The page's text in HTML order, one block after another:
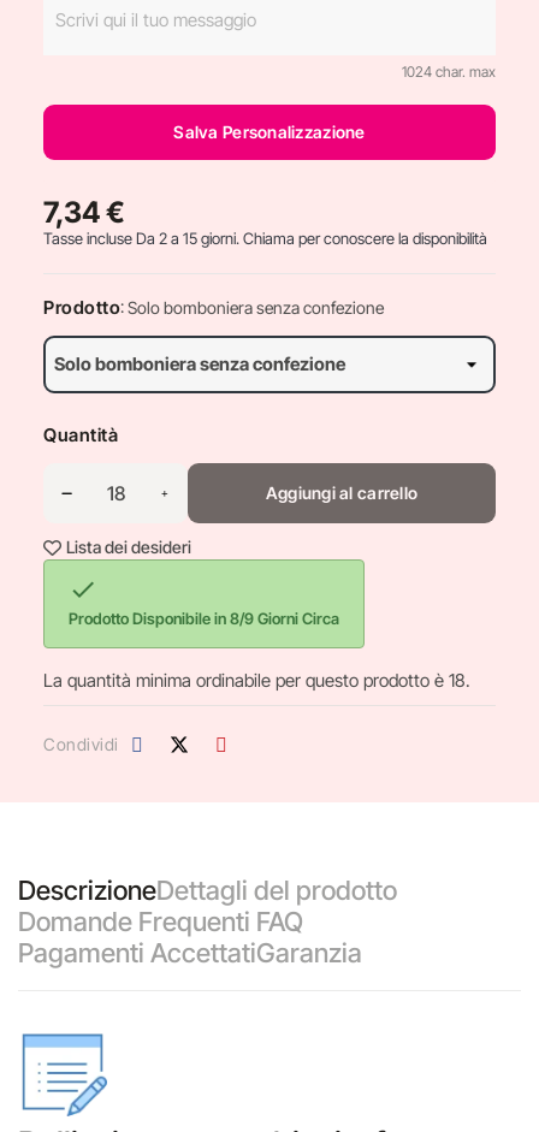
1024 char. max
Salva Personalizzazione
7,34 €
Tasse incluseDa 2 a 15 giorni. Chiama per conoscere la disponibilità
Prodotto: Solo bomboniera senza confezione
Quantità
Aggiungi al carrello
Lista dei desideri

Prodotto Disponibile in 8/9 Giorni Circa
La quantità minima ordinabile per questo prodotto è 18.
Condividi
DescrizioneDettagli del prodotto
Domande Frequenti FAQ
Pagamenti AccettatiGaranzia